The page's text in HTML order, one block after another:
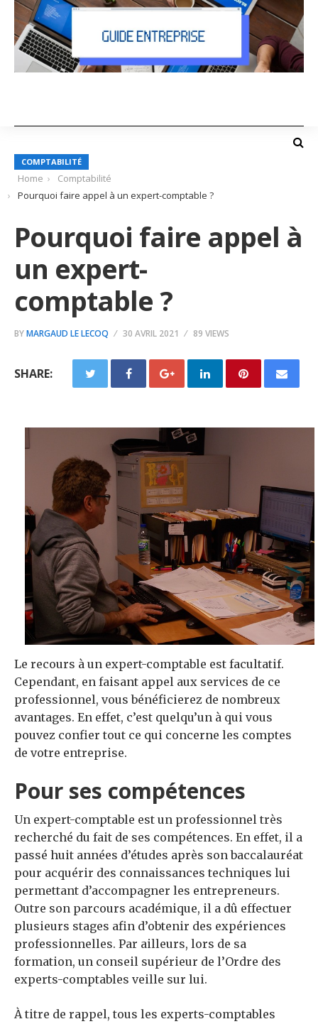
COMPTABILITÉ
Home
Comptabilité
Pourquoi faire appel à un expert-comptable ?
Pourquoi faire appel à
un expert-
comptable ?
BYMARGAUD LE LECOQ 30 AVRIL 2021 89 VIEWS
SHARE:
Le recours à un expert-comptable est facultatif.
Cependant, en faisant appel aux services de ce
professionnel, vous bénéficierez de nombreux
avantages. En effet, c’est quelqu’un à qui vous
pouvez confier tout ce qui concerne les comptes
de votre entreprise.
Pour ses compétences
Un expert-comptable est un professionnel très
recherché du fait de ses compétences. En effet, il a
passé huit années d’études après son baccalauréat
pour acquérir des connaissances techniques lui
permettant d’accompagner les entrepreneurs.
Outre son parcours académique, il a dû effectuer
plusieurs stages afin d’obtenir des expériences
professionnelles. Par ailleurs, lors de sa
formation, un conseil supérieur de l’Ordre des
experts-comptables veille sur lui.
À titre de rappel, tous les experts-comptables